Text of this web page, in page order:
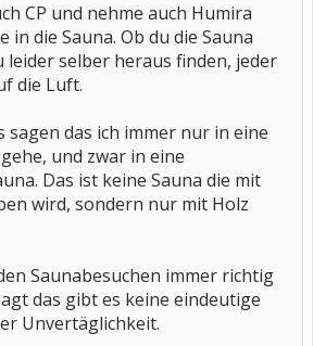
CP und nehme auch Humira
in die Sauna. Ob du die Sauna
selber heraus finden, jeder
die Luft.
sagen das ich immer nur in eine
und zwar in eine
Das ist keine Sauna die mit
wird, sondern nur mit Holz
Saunabesuchen immer richtig
das gibt es keine eindeutige
Unvertäglichkeit.